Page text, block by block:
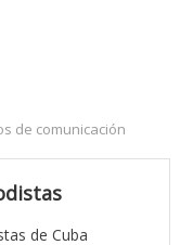
de comunicación
de Cuba